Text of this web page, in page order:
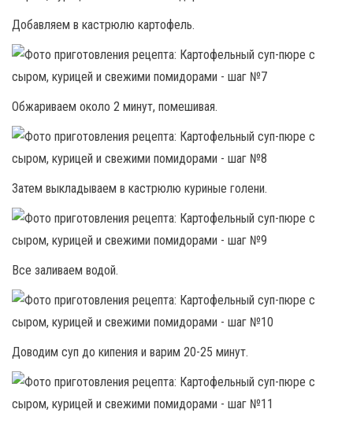
Добавляем в кастрюлю картофель.
Обжариваем около 2 минут, помешивая.
Затем выкладываем в кастрюлю куриные голени.
Все заливаем водой.
Доводим суп до кипения и варим 20-25 минут.